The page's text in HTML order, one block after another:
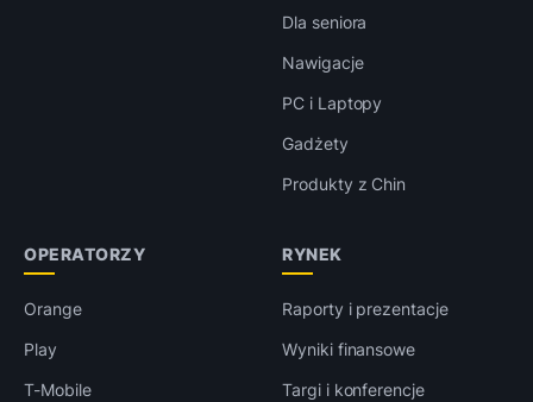
Dla seniora
Nawigacje
PC i Laptopy
Gadżety
Produkty z Chin
OPERATORZY
Orange
Play
T-Mobile
RYNEK
Raporty i prezentacje
Wyniki finansowe
Targi i konferencje